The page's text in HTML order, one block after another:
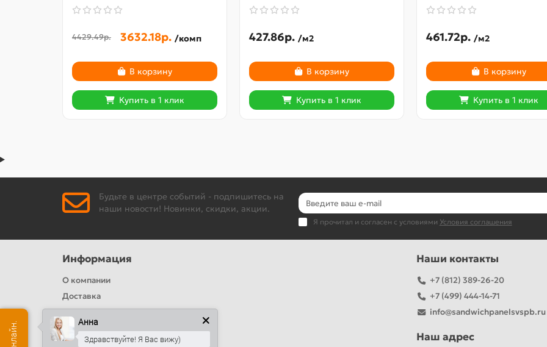
4429.49р. 3632.18р. /комп
В корзину
Купить в 1 клик
427.86р. /м2
В корзину
Купить в 1 клик
461.72р. /м2
В корзину
Купить в 1 клик
Будьте в центре событий - подпишитесь на
наши новости! Новинки, скидки, акции.
Я прочитал и согласен с условиями Условия соглашения
Информация
О компании
Доставка
Политика безопасности
Условия соглашения
Цвета RAL
Наши контакты
+7 (812) 389-26-20
+7 (499) 444-14-71
info@sandwichpanelsvspb.ru
Наш адрес
Анна
Здравствуйте! Я Вас вижу)